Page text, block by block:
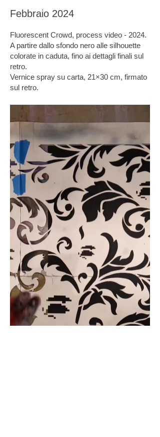
Febbraio 2024
Fluorescent Crowd, process video - 2024.
A partire dallo sfondo nero alle silhouette
colorate in caduta, fino ai dettagli finali sul
retro.
Vernice spray su carta, 21×30 cm, firmato
sul retro.